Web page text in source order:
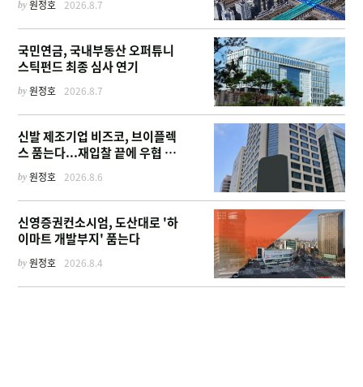
by원정호 2026.8.7
국민연금, 국내부동산 오퍼튜니
스틱펀드 최종 심사 연기
by원정호 2026.8.7
신발 제조기업 비즈코, 브이플렉
스 품는다...재입찰 끝에 우협 선
정
by원정호 2026.8.6
신영증권컨소시엄, 도산대로 '하
이마트 개발부지' 품는다
by원정호 2026.8.4